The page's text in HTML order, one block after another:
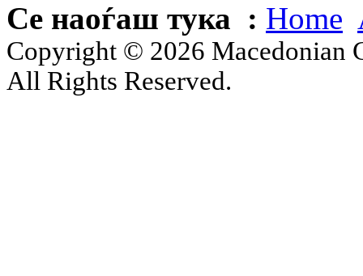
Се наоѓаш тука : Home
Copyright © 2026 Macedonian
All Rights Reserved.